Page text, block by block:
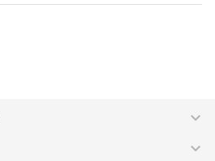

